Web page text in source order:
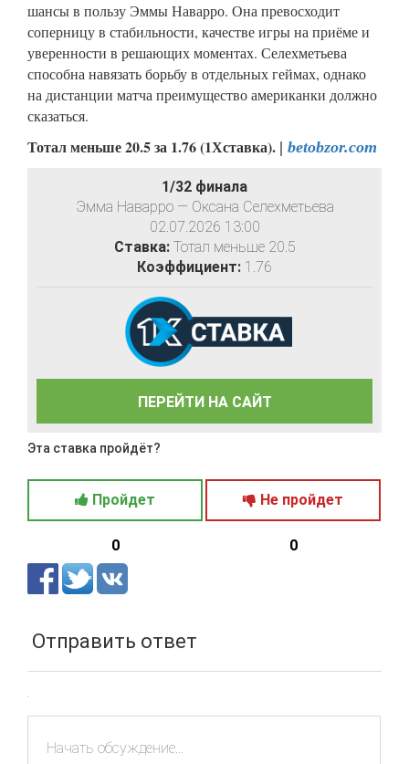
шансы в пользу Эммы Наварро. Она превосходит
соперницу в стабильности, качестве игры на приёме и
уверенности в решающих моментах. Селехметьева
способна навязать борьбу в отдельных геймах, однако
на дистанции матча преимущество американки должно
сказаться.
Тотал меньше 20.5 за 1.76 (1Хставка). | betobzor.com
1/32 финала
Эмма Наварро — Оксана Селехметьева
02.07.2026 13:00
Ставка:Тотал меньше 20.5
Коэффициент: 1.76
ПЕРЕЙТИ НА САЙТ
Эта ставка пройдёт?
Пройдет
0
Не пройдет
0
Отправить ответ